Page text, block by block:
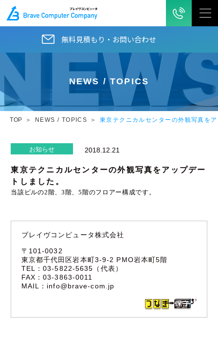
無料見積もり・お問い合わせ
NEWS / TOPICS
TOP NEWS / TOPICS 東京テクニカルセンターの外観写真を
お知らせ 2018.12.21
東京テクニカルセンターの外観写真をアップデー
トしました。
当該ビルの2階、 3階、5階のフロアー構成です。
ブレイヴコンピュータ株式会社
〒101-0032
東京都千代田区岩本町3-9-2 PMO岩本町5階
TEL：03-5822-5635（代表）
FAX：03-3863-0011
MAIL： info@brave-com.jp